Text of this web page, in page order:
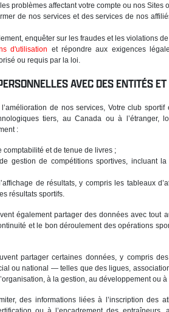
problèmes affectant votre compte ou nos Sites
de nos services et des services de nos
enquêter sur les fraudes et les violations
d'utilisation et répondre aux exigences
ou requis par la loi.
AVEC DES ENTITÉS
de nos services, Votre club
tiers, au Canada ou à l’étranger,
:
et de tenue de livres ;
gestion de compétitions sportives, incluant
de résultats, y compris les tableaux
résultats sportifs.
également partager des données avec
et le bon déroulement des opérations
partager certaines données, y compris
ou national — telles que des ligues,
à la gestion, au développement ou
des informations liées à l’inscription